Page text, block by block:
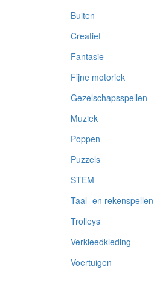
Buiten
Creatief
Fantasie
Fijne motoriek
Gezelschapsspellen
Muziek
Poppen
Puzzels
STEM
Taal- en rekenspellen
Trolleys
Verkleedkleding
Voertuigen